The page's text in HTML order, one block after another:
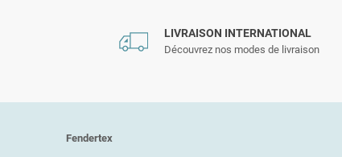
LIVRAISON INTERNATIONAL
Découvrez nos modes de livraison
Fendertex